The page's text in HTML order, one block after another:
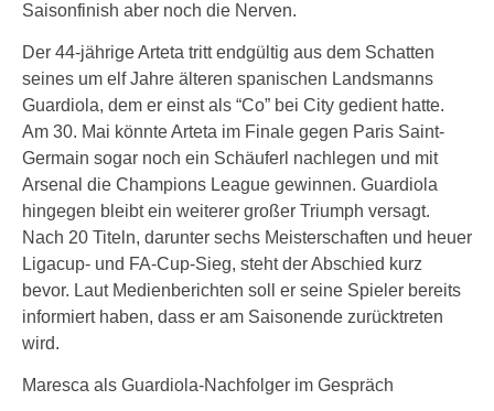
Saisonfinish aber noch die Nerven.
Der 44-jährige Arteta tritt endgültig aus dem Schatten
seines um elf Jahre älteren spanischen Landsmanns
Guardiola, dem er einst als “Co” bei City gedient hatte.
Am 30. Mai könnte Arteta im Finale gegen Paris Saint-
Germain sogar noch ein Schäuferl nachlegen und mit
Arsenal die Champions League gewinnen. Guardiola
hingegen bleibt ein weiterer großer Triumph versagt.
Nach 20 Titeln, darunter sechs Meisterschaften und heuer
Ligacup- und FA-Cup-Sieg, steht der Abschied kurz
bevor. Laut Medienberichten soll er seine Spieler bereits
informiert haben, dass er am Saisonende zurücktreten
wird.
Maresca als Guardiola-Nachfolger im Gespräch